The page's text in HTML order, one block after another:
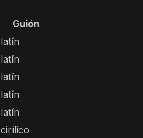
Guión
latín
latín
latín
latín
latín
cirílico